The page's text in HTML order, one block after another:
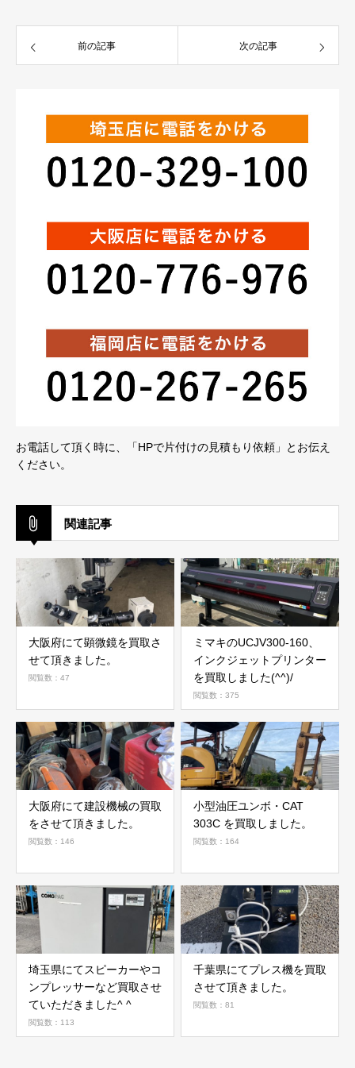
前の記事 次の記事
お電話して頂く時に、「HPで片付けの見積もり依頼」とお伝え
ください。
関連記事
大阪府にて顕微鏡を買取さ
せて頂きました。
閲覧数：47
ミマキのUCJV300-160、
インクジェットプリンター
を買取しました(^^)/
閲覧数：375
大阪府にて建設機械の買取
をさせて頂きました。
閲覧数：146
小型油圧ユンボ・CAT
303C を買取しました。
閲覧数：164
埼玉県にてスピーカーやコ
ンプレッサーなど買取させ
ていただきました^ ^
閲覧数：113
千葉県にてプレス機を買取
させて頂きました。
閲覧数：81